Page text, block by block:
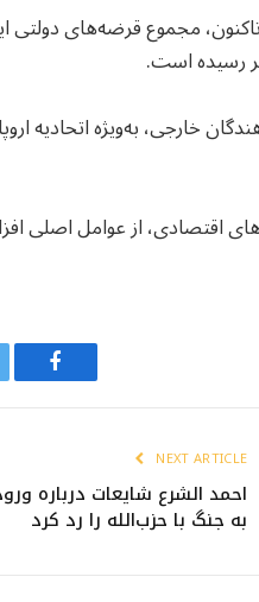
گفته است که از آغاز سال ۲۰۲۲ میلادی تاکنون،
خارجی، به‌ویژه اتحادیه
اقتصادی، از عوامل اصلی
NEXT ARTICLE
احمد الشرع شایعات درباره
به جنگ با حزب‌الله را رد کرد